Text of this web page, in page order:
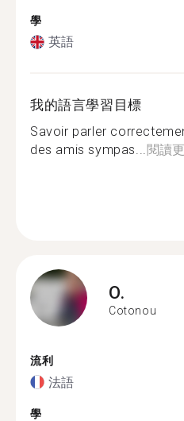
學
英語
我的語言學習目標
Savoir parler
des amis sympas...閱讀
O.
Cotonou
流利
法語
學